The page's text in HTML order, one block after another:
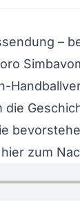
–
zum